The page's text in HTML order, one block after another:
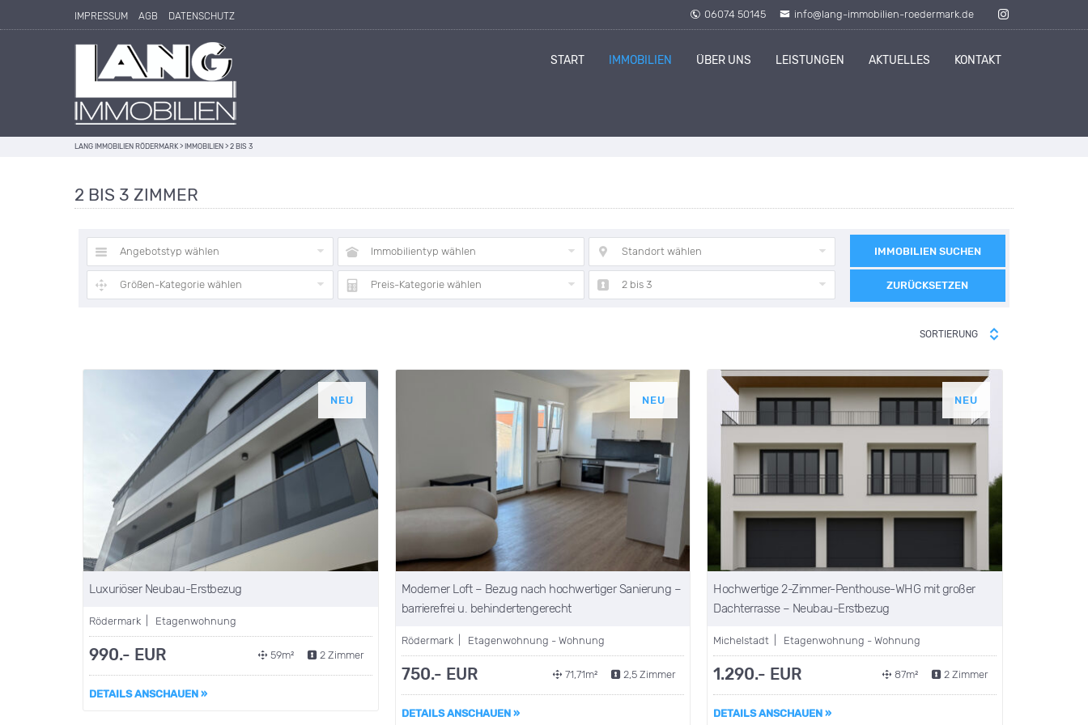
Direkt zum Inhalt springen
IMPRESSUM AGB DATENSCHUTZ 06074 50145 info@lang-immobilien-roedermark.de
START IMMOBILIEN ÜBER UNS LEISTUNGEN AKTUELLES KONTAKT
LANG IMMOBILIEN RÖDERMARK > IMMOBILIEN > 2 BIS 3
2 BIS 3 ZIMMER
Angebotstyp wählen Immobilientyp wählen Standort wählen
Größen-Kategorie wählen Preis-Kategorie wählen 2 bis 3
IMMOBILIEN SUCHEN
ZURÜCKSETZEN
SORTIERUNG
NEU
Luxuriöser Neubau-Erstbezug
Rödermark | Etagenwohnung
990.- EUR 59m² 2 Zimmer
DETAILS ANSCHAUEN »
NEU
Moderner Loft – Bezug nach hochwertiger Sanierung –
barrierefrei u. behindertengerecht
Rödermark | Etagenwohnung - Wohnung
750.- EUR 71,71m² 2,5 Zimmer
DETAILS ANSCHAUEN »
NEU
Hochwertige 2-Zimmer-Penthouse-WHG mit großer
Dachterrasse – Neubau-Erstbezug
Michelstadt | Etagenwohnung - Wohnung
1.290.- EUR 87m² 2 Zimmer
DETAILS ANSCHAUEN »